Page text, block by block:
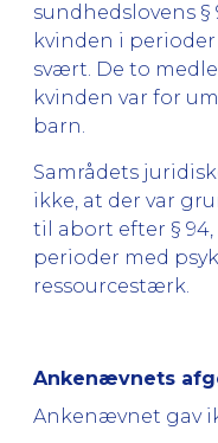
sundhedslovens §
kvinden i
svært. De to
kvinden var for
barn.
Samrådets
ikke, at der var
til abort efter § 94,
perioder med
ressourcestærk.
Ankenævnets
Ankenævnet gav